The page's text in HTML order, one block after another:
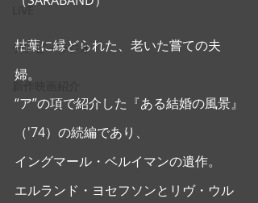
LIVE
テレビ・ラジオ
新作映画紹介
枯葉に縁どられた、老いた嘗ての夫
婦。
“ア”の項で紹介した『ある結婚の風景』
（'74）の続編であり、
イングマール・ベルイマンの遺作。
エルランド・ヨセフソンとリヴ・ウル